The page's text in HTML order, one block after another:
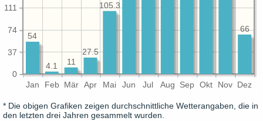
Jan Feb Mär Apr Mai Jun Jul Aug Sep Okt Nov Dez
0
37
74
111
66
105.3
27.5
11
4.1
54
* Die obigen Grafiken zeigen durchschnittliche Wetterangaben, die in
den letzten drei Jahren gesammelt wurden.